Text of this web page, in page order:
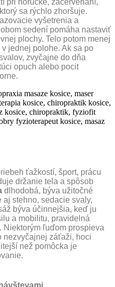
sa rýchlo zhoršuje.
vyšetrenia a
sedení pomáha nastaviť
plochy. Telo potom menej
jednej polohe. Ak sa po
zvyčajne do dňa
opuch alebo pocit
ťažkostí, šport, prácu
držanie tela a spôsob
dlhodobá, býva užitočné
stehno, sedacie svaly,
býva účinnejšia, keď ju
a mobilitu, pravidelná
Niektorým ľuďom prospieva
nezvyčajnej záťaži, hoci
než pomôcka je